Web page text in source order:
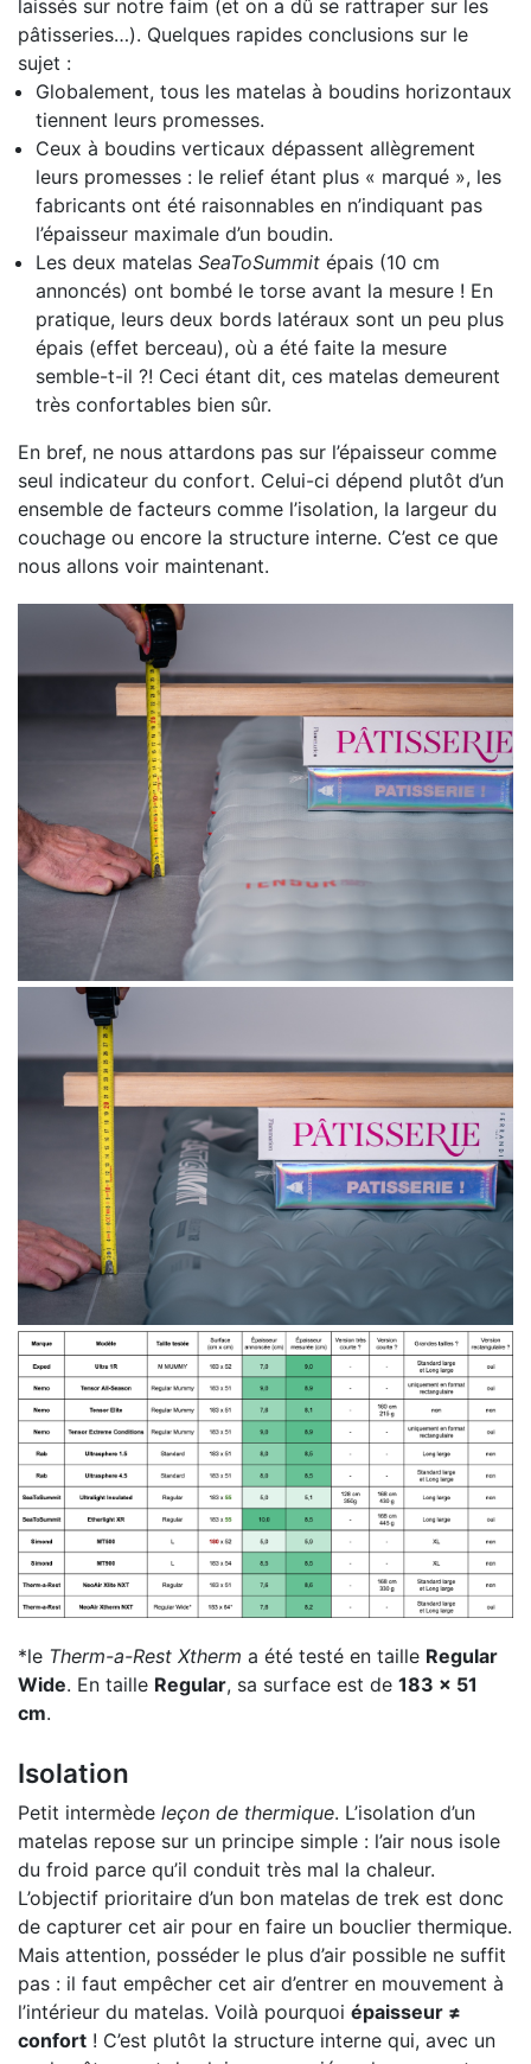
laissés sur notre faim (et on a dû se rattraper sur les
pâtisseries…). Quelques rapides conclusions sur le
sujet :
Globalement, tous les matelas à boudins horizontaux
tiennent leurs promesses.
Ceux à boudins verticaux dépassent allègrement
leurs promesses : le relief étant plus « marqué », les
fabricants ont été raisonnables en n’indiquant pas
l’épaisseur maximale d’un boudin.
Les deux matelas SeaToSummit épais (10 cm
annoncés) ont bombé le torse avant la mesure ! En
pratique, leurs deux bords latéraux sont un peu plus
épais (effet berceau), où a été faite la mesure
semble-t-il ?! Ceci étant dit, ces matelas demeurent
très confortables bien sûr.
En bref, ne nous attardons pas sur l’épaisseur comme
seul indicateur du confort. Celui-ci dépend plutôt d’un
ensemble de facteurs comme l’isolation, la largeur du
couchage ou encore la structure interne. C’est ce que
nous allons voir maintenant.
*le Therm-a-Rest Xtherm a été testé en taille Regular
Wide. En taille Regular, sa surface est de 183 x 51
cm.
Isolation
Petit intermède leçon de thermique. L’isolation d’un
matelas repose sur un principe simple : l’air nous isole
du froid parce qu’il conduit très mal la chaleur.
L’objectif prioritaire d’un bon matelas de trek est donc
de capturer cet air pour en faire un bouclier thermique.
Mais attention, posséder le plus d’air possible ne suffit
pas : il faut empêcher cet air d’entrer en mouvement à
l’intérieur du matelas. Voilà pourquoi épaisseur ≠
confort ! C’est plutôt la structure interne qui, avec un